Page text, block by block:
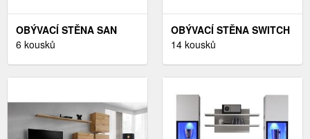
OBÝVACÍ STĚNA SAN
SEBASTIAN
6 kousků
OBÝVACÍ STĚNA SWITCH
XXV BÍLÝ
14 kousků